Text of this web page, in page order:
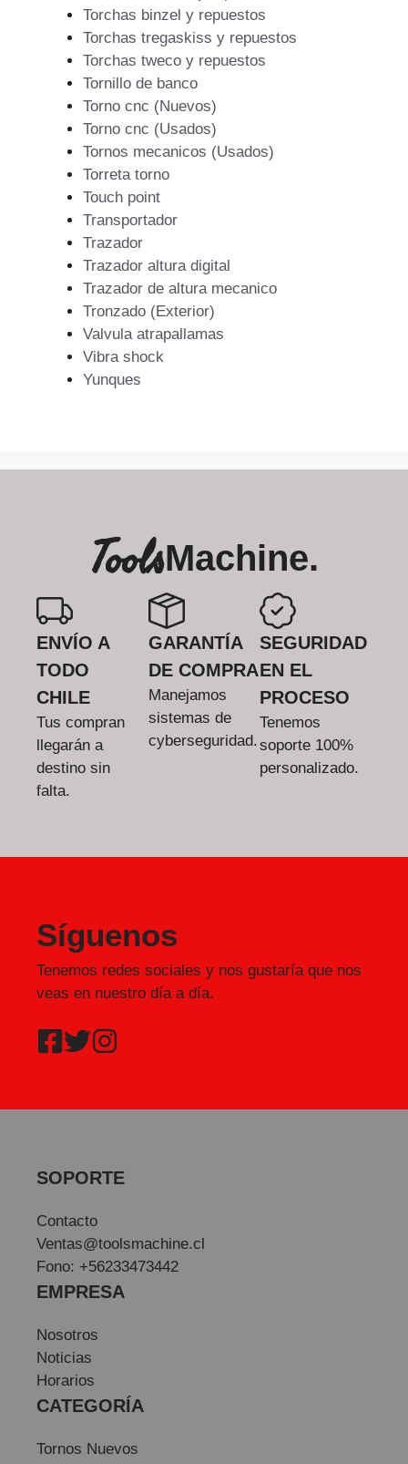
Torchas binzel y repuestos
Torchas tregaskiss y repuestos
Torchas tweco y repuestos
Tornillo de banco
Torno cnc (Nuevos)
Torno cnc (Usados)
Tornos mecanicos (Usados)
Torreta torno
Touch point
Transportador
Trazador
Trazador altura digital
Trazador de altura mecanico
Tronzado (Exterior)
Valvula atrapallamas
Vibra shock
Yunques
ToolsMachine.
ENVÍO A
TODO
CHILE
Tus compran
llegarán a
destino sin
falta.
GARANTÍA
DE COMPRA
Manejamos
sistemas de
cyberseguridad.
SEGURIDAD
EN EL
PROCESO
Tenemos
soporte 100%
personalizado.
Síguenos
Tenemos redes sociales y nos gustaría que nos
veas en nuestro día a día.
SOPORTE
Contacto
Ventas@toolsmachine.cl
Fono: +56233473442
EMPRESA
Nosotros
Noticias
Horarios
CATEGORÍA
Tornos Nuevos